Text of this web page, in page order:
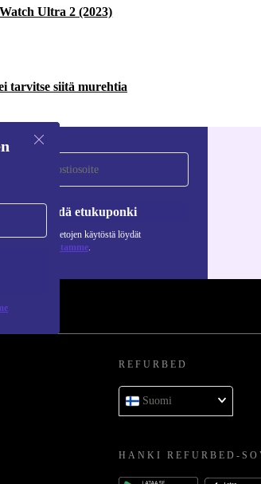
Ultra 2 (2023)
tarvitse siitä murehtia
Pyydä etukuponki
henkilötietojen käytöstä löydät
.
REFURBED
Suomi
HANKI REFURBED-